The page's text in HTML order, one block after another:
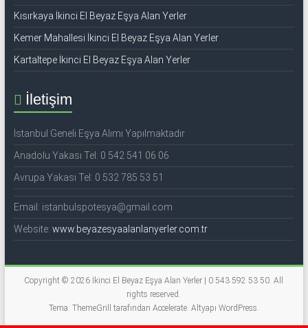
Kısırkaya İkinci El Beyaz Eşya Alan Yerler
Kemer Mahallesi İkinci El Beyaz Eşya Alan Yerler
Kartaltepe İkinci El Beyaz Eşya Alan Yerler
İletişim
İstanbul Geneli Eşya Alımı Yapılmaktadır
Anadolu Yakası Tel: 0 542 541 06 06
Avrupa Yakası Tel: 0 532 785 53 51
Email: istanbulspotesya@gmail.com
Website: www.beyazesyaalanlanyerler.com.tr
Copyright © 2026 İkinci El Beyaz Eşya Alan Yerler | 0 543 592 53 50 . All
rights reserved.
Tema: ThemeGrill tarafından Accelerate. Altyapı WordPress